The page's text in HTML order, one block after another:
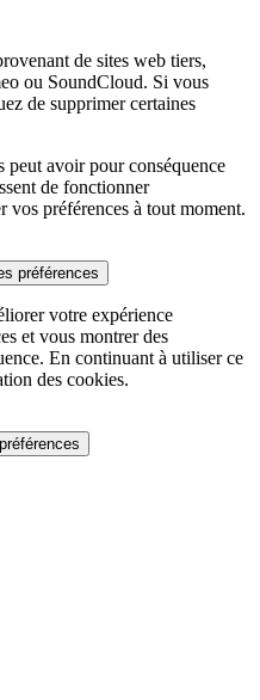
de sites web tiers,
ou SoundCloud. Si vous
de supprimer certaines
peut avoir pour conséquence
de fonctionner
préférences à tout moment.
préférences
votre expérience
et vous montrer des
En continuant à utiliser ce
des cookies.